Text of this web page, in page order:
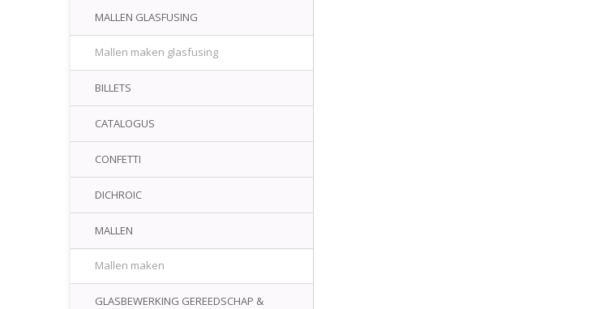
MALLEN GLASFUSING
Mallen maken glasfusing
BILLETS
CATALOGUS
CONFETTI
DICHROIC
MALLEN
Mallen maken
GLASBEWERKING GEREEDSCHAP &